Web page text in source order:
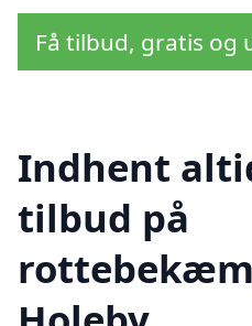
Få tilbud, gratis og
Indhent
tilbud på